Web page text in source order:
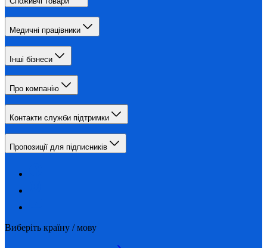
Медичні працівники
Інші бізнеси
Про компанію
Контакти служби підтримки
Пропозиції для підписників
Виберіть країну / мову